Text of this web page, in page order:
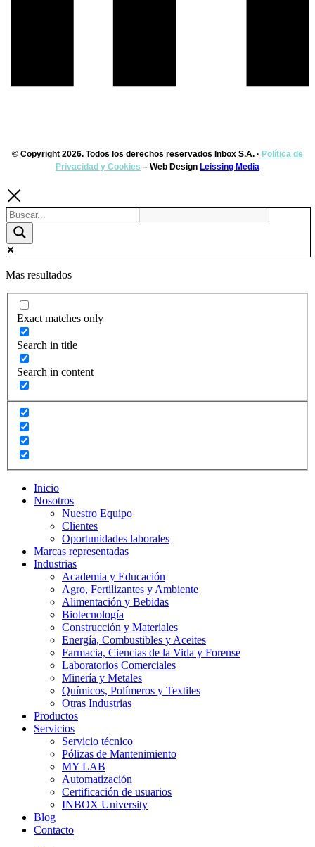
© Copyright 2026. Todos los derechos reservados Inbox S.A. · Política de
Privacidad y Cookies – Web Design Leissing Media
Mas resultados
Exact matches only
Search in title
Search in content
Inicio
Nosotros
Nuestro Equipo
Clientes
Oportunidades laborales
Marcas representadas
Industrias
Academia y Educación
Agro, Fertilizantes y Ambiente
Alimentación y Bebidas
Biotecnología
Construcción y Materiales
Energía, Combustibles y Aceites
Farmacia, Ciencias de la Vida y Forense
Laboratorios Comerciales
Minería y Metales
Químicos, Polímeros y Textiles
Otras Industrias
Productos
Servicios
Servicio técnico
Pólizas de Mantenimiento
MY LAB
Automatización
Certificación de usuarios
INBOX University
Blog
Contacto